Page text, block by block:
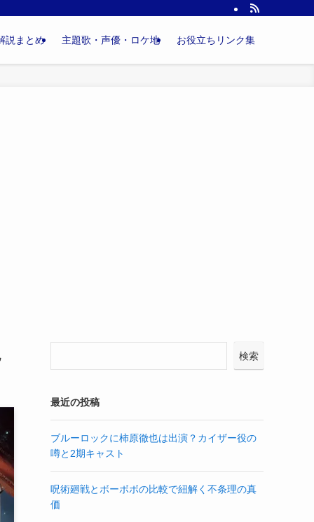
説まとめ 主題歌・声優・ロケ地 お役立ちリンク集
検索
最近の投稿
ブルーロックに柿原徹也は出演？カイザー役の
噂と2期キャスト
呪術廻戦とボーボボの比較で紐解く不条理の真
価